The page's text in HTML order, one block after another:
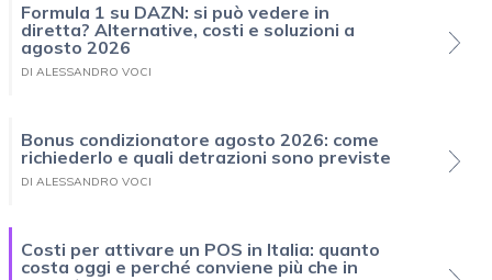
Formula 1 su DAZN: si può vedere in
diretta? Alternative, costi e soluzioni a
agosto 2026
DI ALESSANDRO VOCI
Bonus condizionatore agosto 2026: come
richiederlo e quali detrazioni sono previste
DI ALESSANDRO VOCI
Costi per attivare un POS in Italia: quanto
costa oggi e perché conviene più che in